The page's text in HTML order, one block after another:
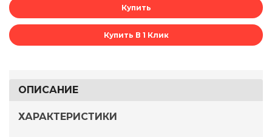
Купить В 1 Клик
ОПИСАНИЕ
ХАРАКТЕРИСТИКИ